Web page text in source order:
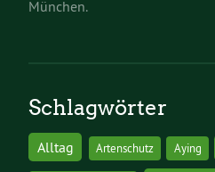
München.
Schlagwörter
Alltag Artenschutz Aying